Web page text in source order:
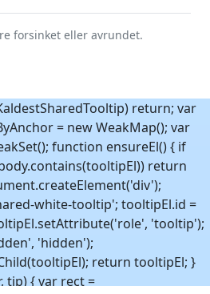
forsinket eller avrundet.
return; var
= new WeakMap(); var
function ensureEl() { if
return
white-tooltip'; tooltipEl.id =
'tooltip');
'hidden');
return tooltipEl; }
tip) { var rect =